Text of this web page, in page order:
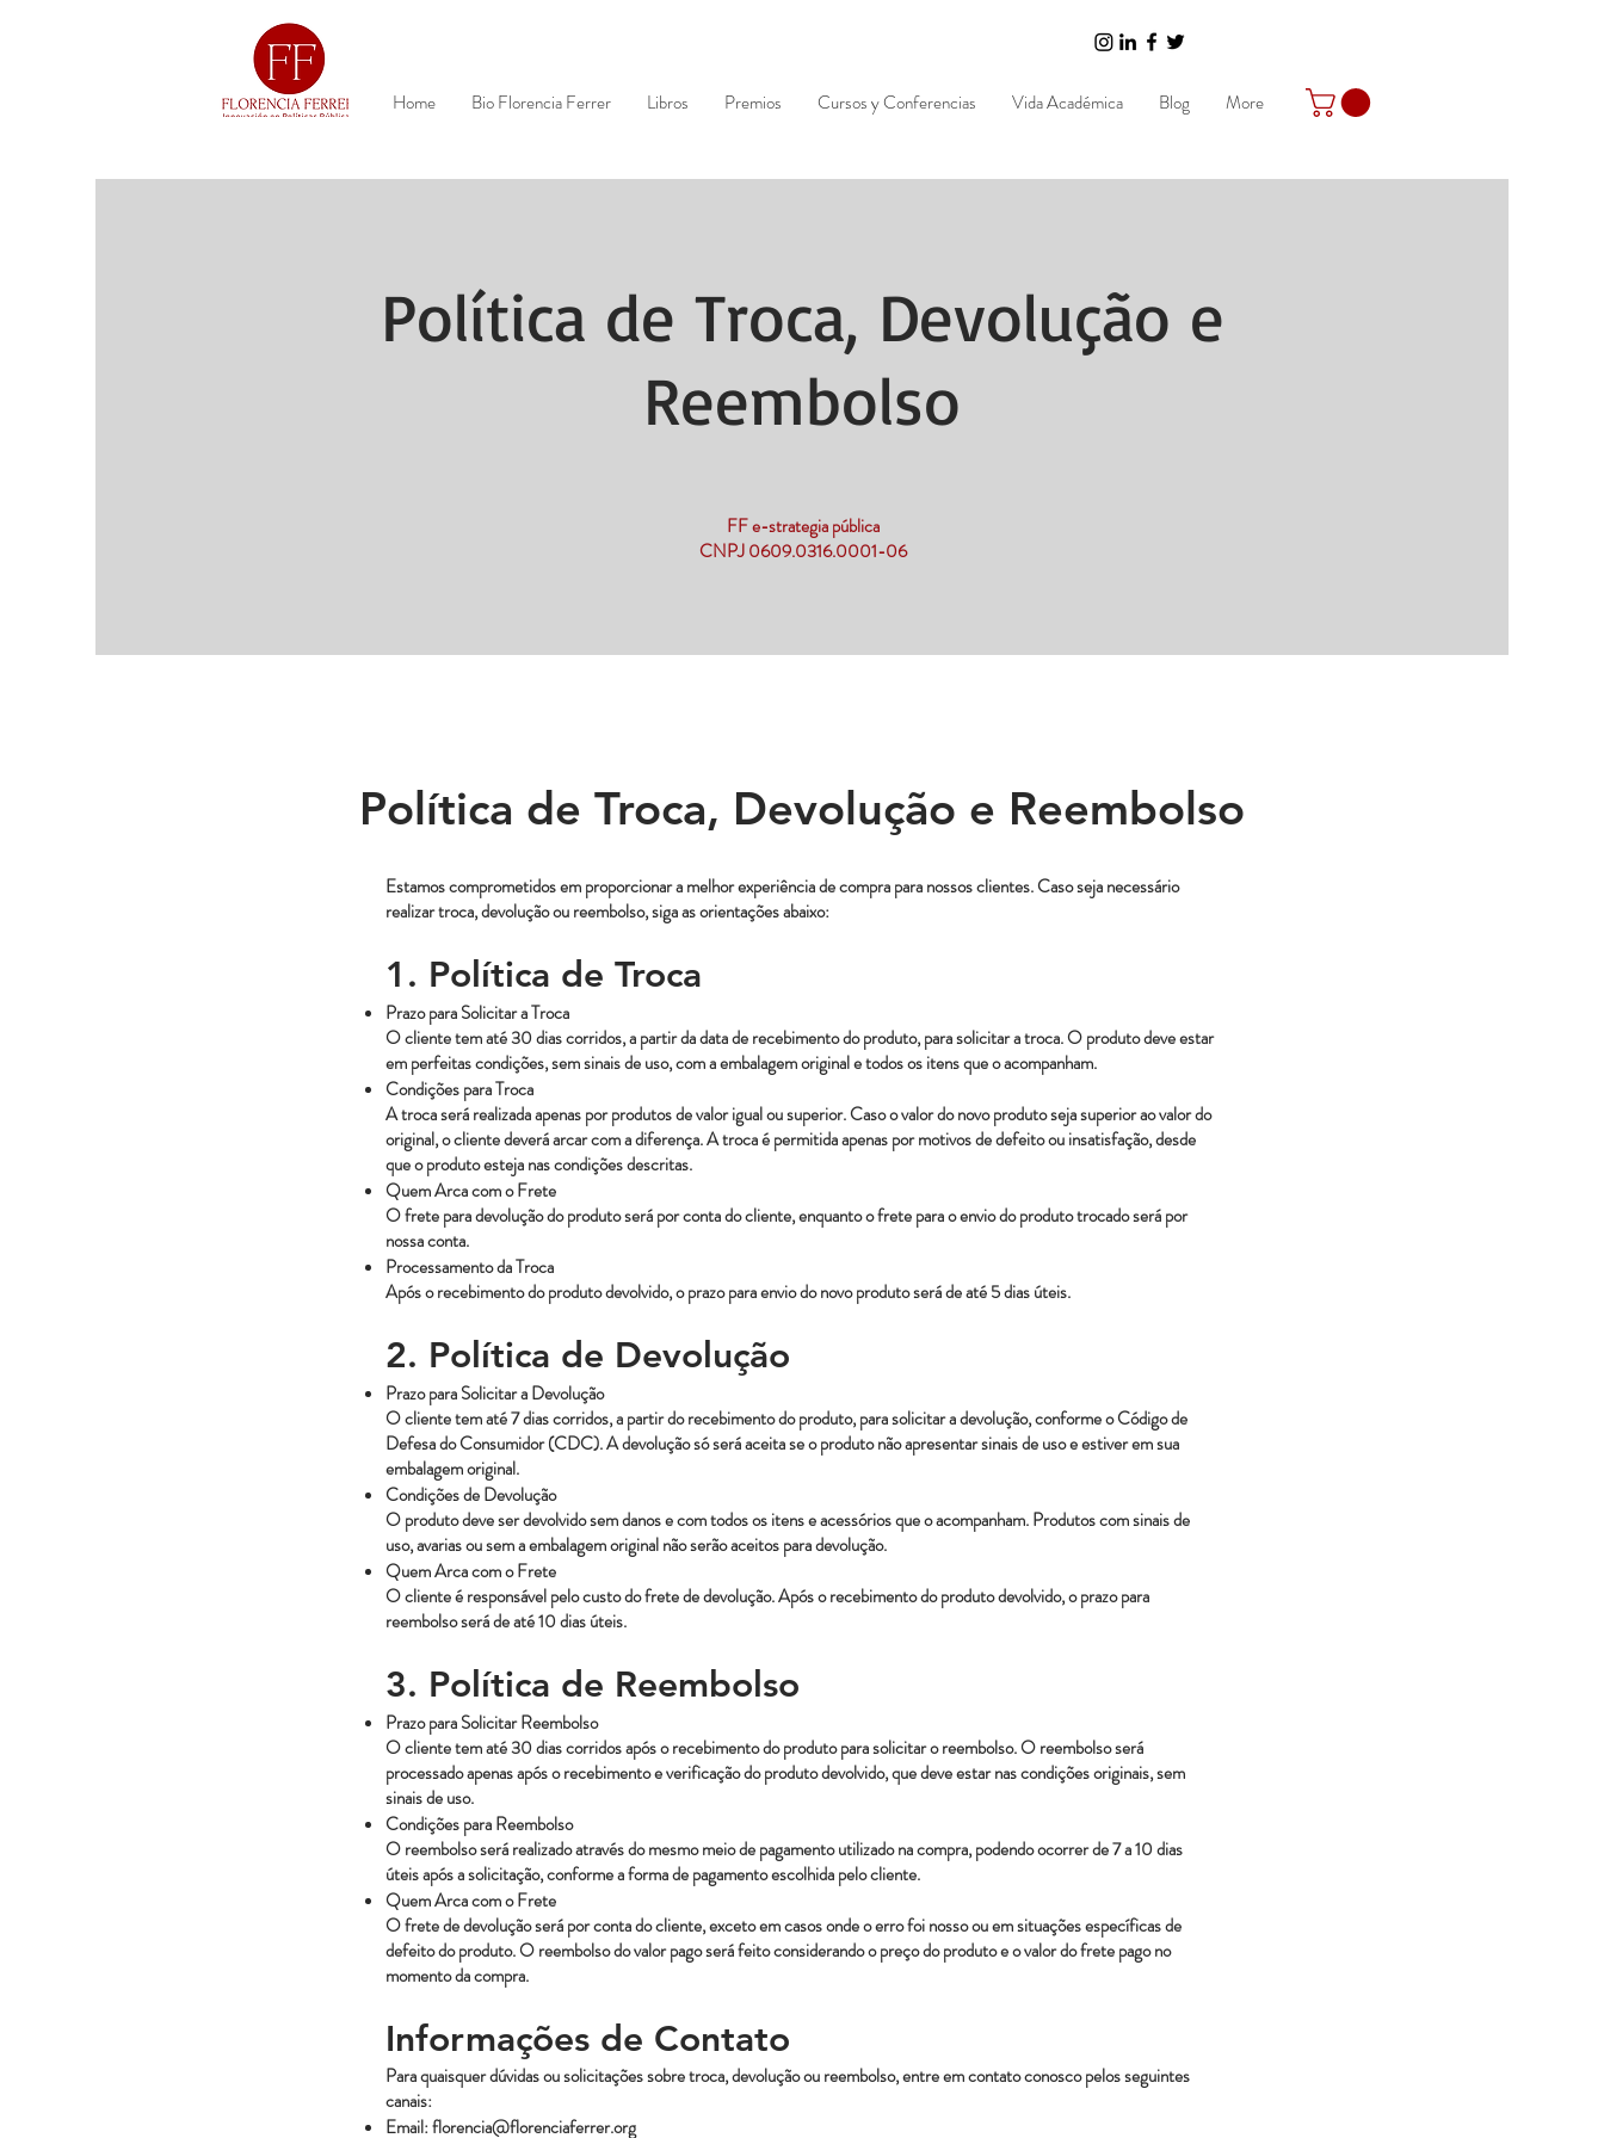
Home Bio Florencia Ferrer Libros Premios Cursos y Conferencias Vida Académica Blog More
Política de Troca, Devolução e
Reembolso
FF e-strategia pública
CNPJ 0609.0316.0001-06
Política de Troca, Devolução e Reembolso
Estamos comprometidos em proporcionar a melhor experiência de compra para nossos clientes. Caso seja necessário
realizar troca, devolução ou reembolso, siga as orientações abaixo:
1. Política de Troca
Prazo para Solicitar a Troca
O cliente tem até 30 dias corridos, a partir da data de recebimento do produto, para solicitar a troca. O produto deve estar
em perfeitas condições, sem sinais de uso, com a embalagem original e todos os itens que o acompanham.
Condições para Troca
A troca será realizada apenas por produtos de valor igual ou superior. Caso o valor do novo produto seja superior ao valor do
original, o cliente deverá arcar com a diferença. A troca é permitida apenas por motivos de defeito ou insatisfação, desde
que o produto esteja nas condições descritas.
Quem Arca com o Frete
O frete para devolução do produto será por conta do cliente, enquanto o frete para o envio do produto trocado será por
nossa conta.
Processamento da Troca
Após o recebimento do produto devolvido, o prazo para envio do novo produto será de até 5 dias úteis.
2. Política de Devolução
Prazo para Solicitar a Devolução
O cliente tem até 7 dias corridos, a partir do recebimento do produto, para solicitar a devolução, conforme o Código de
Defesa do Consumidor (CDC). A devolução só será aceita se o produto não apresentar sinais de uso e estiver em sua
embalagem original.
Condições de Devolução
O produto deve ser devolvido sem danos e com todos os itens e acessórios que o acompanham. Produtos com sinais de
uso, avarias ou sem a embalagem original não serão aceitos para devolução.
Quem Arca com o Frete
O cliente é responsável pelo custo do frete de devolução. Após o recebimento do produto devolvido, o prazo para
reembolso será de até 10 dias úteis.
3. Política de Reembolso
Prazo para Solicitar Reembolso
O cliente tem até 30 dias corridos após o recebimento do produto para solicitar o reembolso. O reembolso será
processado apenas após o recebimento e verificação do produto devolvido, que deve estar nas condições originais, sem
sinais de uso.
Condições para Reembolso
O reembolso será realizado através do mesmo meio de pagamento utilizado na compra, podendo ocorrer de 7 a 10 dias
úteis após a solicitação, conforme a forma de pagamento escolhida pelo cliente.
Quem Arca com o Frete
O frete de devolução será por conta do cliente, exceto em casos onde o erro foi nosso ou em situações específicas de
defeito do produto. O reembolso do valor pago será feito considerando o preço do produto e o valor do frete pago no
momento da compra.
Informações de Contato
Para quaisquer dúvidas ou solicitações sobre troca, devolução ou reembolso, entre em contato conosco pelos seguintes
canais:
Email:florencia@florenciaferrer.org